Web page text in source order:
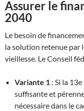
Assurer le
2040
Le besoin de
la solution retenue par
vieillesse. Le Conseil
Variante 1 : Si la
suffisante et
nécessaire dans le